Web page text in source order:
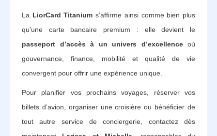
La LiorCard Titanium s’affirme ainsi comme bien plus
qu’une carte bancaire premium : elle devient le
passeport d’accès à un univers d’excellenceoù
gouvernance, finance, mobilité et qualité de vie
convergent pour offrir une expérience unique.
Pour planifier vos prochains voyages, réserver vos
billets d’avion, organiser une croisière ou bénéficier de
tout autre service de conciergerie, contactez dès